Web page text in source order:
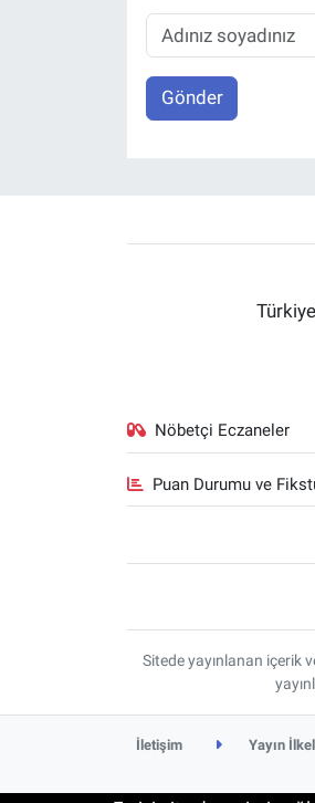
Gönder
Nöbetçi Eczaneler
Puan Durumu ve
Sitede yayınlanan içerik
İletişim Yayın